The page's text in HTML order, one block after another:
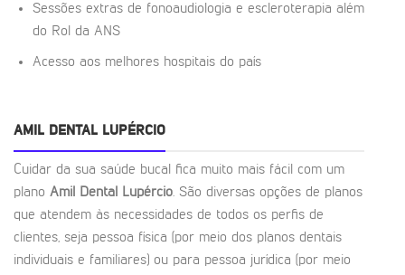
Sessões extras de fonoaudiologia e escleroterapia além
do Rol da ANS
Acesso aos melhores hospitais do país
AMIL DENTAL LUPÉRCIO
Cuidar da sua saúde bucal fica muito mais fácil com um
plano Amil Dental Lupércio. São diversas opções de planos
que atendem às necessidades de todos os perfis de
clientes, seja pessoa física (por meio dos planos dentais
individuais e familiares) ou para pessoa jurídica (por meio